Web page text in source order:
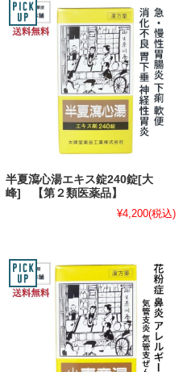
半夏瀉心湯エキス錠240錠[大
峰] 【第２類医薬品】
¥4,200(税込)